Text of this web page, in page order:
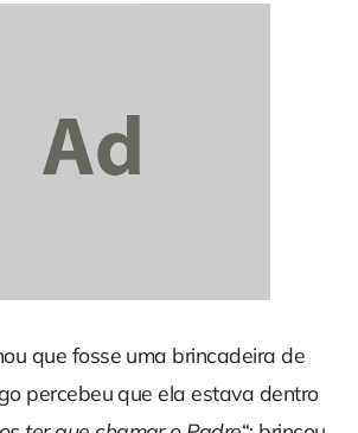
que fosse uma brincadeira de
percebeu que ela estava dentro